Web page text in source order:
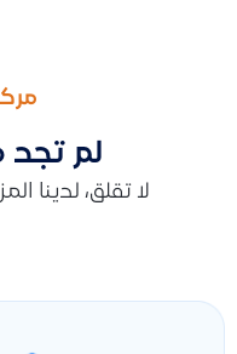
لم تجد
لا تقلق، لدينا